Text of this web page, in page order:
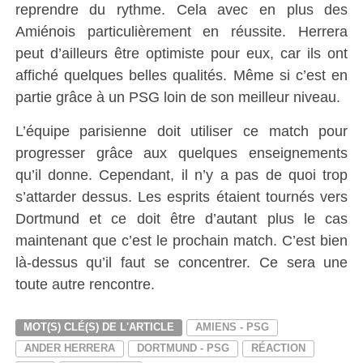
reprendre du rythme. Cela avec en plus des
Amiénois particulièrement en réussite. Herrera
peut d’ailleurs être optimiste pour eux, car ils ont
affiché quelques belles qualités. Même si c’est en
partie grâce à un PSG loin de son meilleur niveau.
L’équipe parisienne doit utiliser ce match pour
progresser grâce aux quelques enseignements
qu’il donne. Cependant, il n’y a pas de quoi trop
s’attarder dessus. Les esprits étaient tournés vers
Dortmund et ce doit être d’autant plus le cas
maintenant que c’est le prochain match. C’est bien
là-dessus qu’il faut se concentrer. Ce sera une
toute autre rencontre.
MOT(S) CLÉ(S) DE L'ARTICLE
AMIENS - PSG
ANDER HERRERA
DORTMUND - PSG RÉACTION